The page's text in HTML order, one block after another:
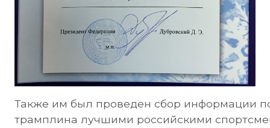
Также им был проведен сбор информации
трамплина лучшими российскими